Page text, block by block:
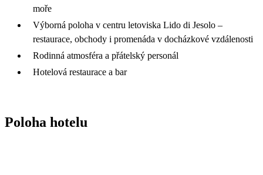
moře
Výborná poloha v centru letoviska Lido di Jesolo –
restaurace, obchody i promenáda v docházkové vzdálenosti
Rodinná atmosféra a přátelský personál
Hotelová restaurace a bar
Poloha hotelu